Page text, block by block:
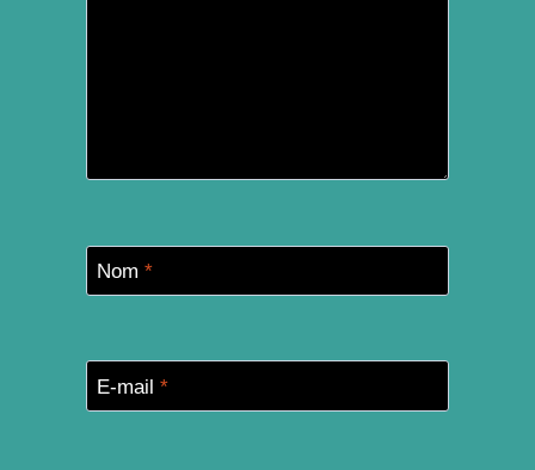
Nom *
E-mail *